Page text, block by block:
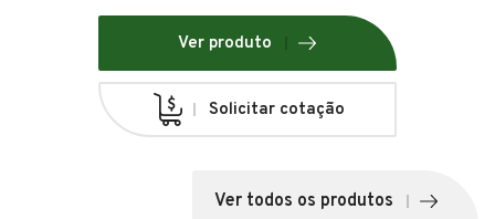
Ver produto
Solicitar cotação
Ver todos os produtos